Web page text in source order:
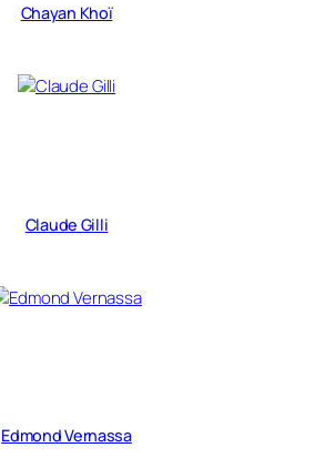
Chayan Khoï
Claude Gilli
Edmond Vernassa